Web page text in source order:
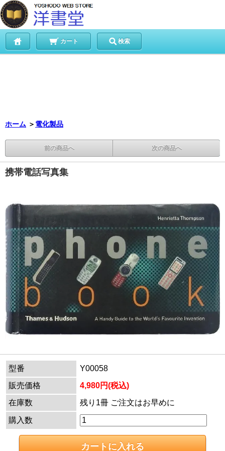
カート 検索
ホーム ＞ 電化製品
前の商品へ 次の商品へ
携帯電話写真集
型番
Y00058
販売価格
4,980円(税込)
在庫数
残り1冊 ご注文はお早めに
購入数